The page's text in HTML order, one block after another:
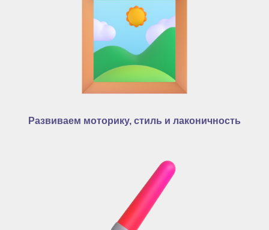
Развиваем моторику, стиль и лаконичность